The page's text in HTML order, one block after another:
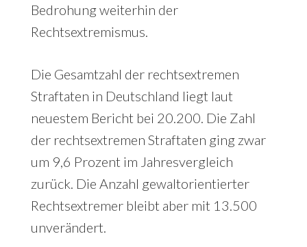
Bedrohung weiterhin der
Rechtsextremismus.
Die Gesamtzahl der rechtsextremen
Straftaten in Deutschland liegt laut
neuestem Bericht bei 20.200. Die Zahl
der rechtsextremen Straftaten ging zwar
um 9,6 Prozent im Jahresvergleich
zurück. Die Anzahl gewaltorientierter
Rechtsextremer bleibt aber mit 13.500
unverändert.